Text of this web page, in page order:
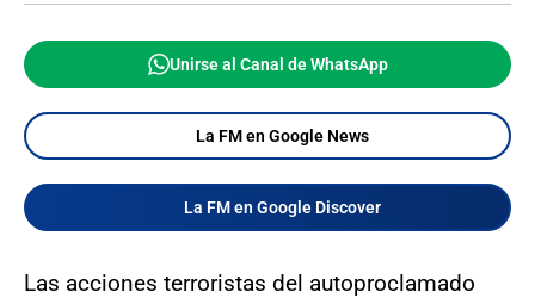
Unirse al Canal de WhatsApp
La FM en Google News
La FM en Google Discover
Las acciones terroristas del autoproclamado